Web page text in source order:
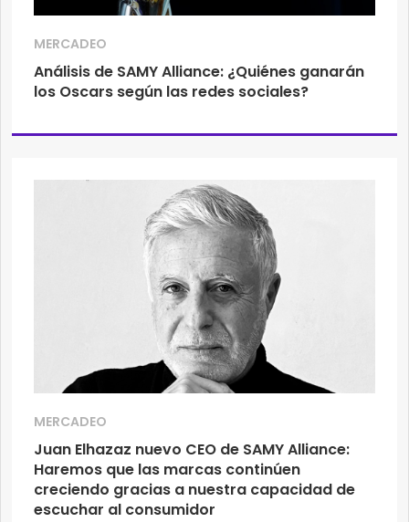
MERCADEO
Análisis de SAMY Alliance: ¿Quiénes ganarán
los Oscars según las redes sociales?
MERCADEO
Juan Elhazaz nuevo CEO de SAMY Alliance:
Haremos que las marcas continúen
creciendo gracias a nuestra capacidad de
escuchar al consumidor